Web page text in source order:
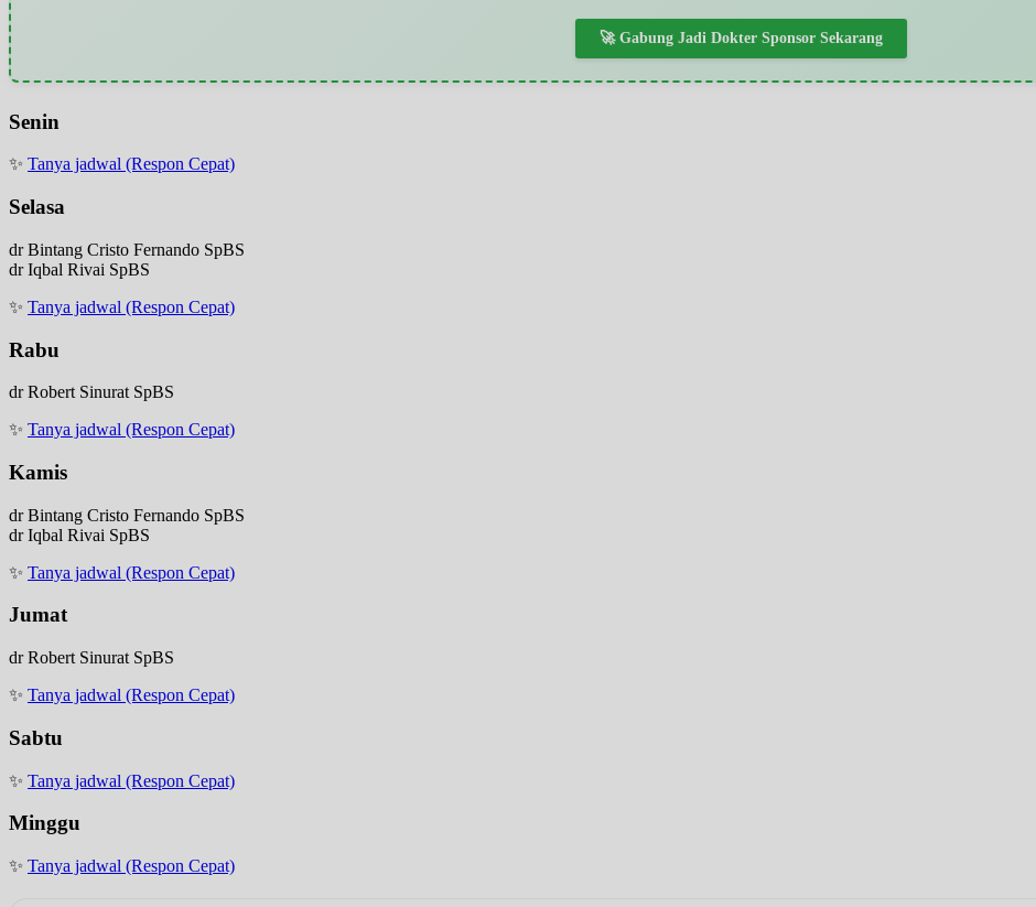
🚀 Gabung Jadi Dokter Sponsor Sekarang
Senin
✨ Tanya jadwal (Respon Cepat)
Selasa
dr Bintang Cristo Fernando SpBS
dr Iqbal Rivai SpBS
✨ Tanya jadwal (Respon Cepat)
Rabu
dr Robert Sinurat SpBS
✨ Tanya jadwal (Respon Cepat)
Kamis
dr Bintang Cristo Fernando SpBS
dr Iqbal Rivai SpBS
✨ Tanya jadwal (Respon Cepat)
Jumat
dr Robert Sinurat SpBS
✨ Tanya jadwal (Respon Cepat)
Sabtu
✨ Tanya jadwal (Respon Cepat)
Minggu
✨ Tanya jadwal (Respon Cepat)